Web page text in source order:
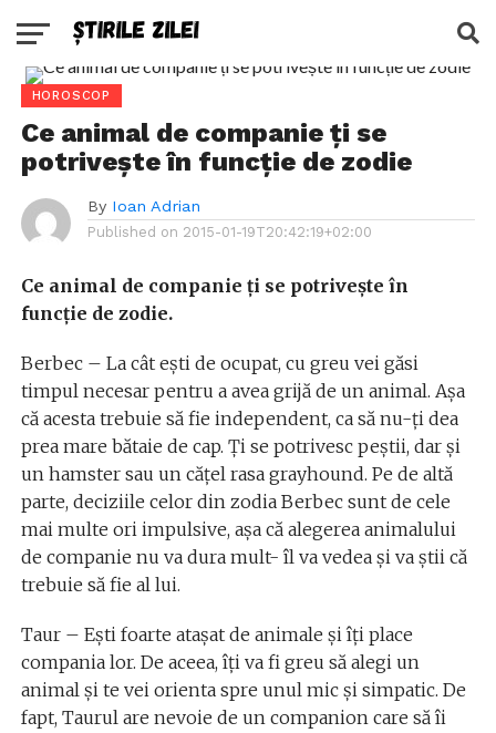
HOROSCOP
Ce animal de companie ți se
potrivește în funcție de zodie
By Ioan Adrian
Published on 2015-01-19T20:42:19+02:00
Ce animal de companie ți se potrivește în
funcție de zodie.
Berbec – La cât eşti de ocupat, cu greu vei găsi
timpul necesar pentru a avea grijă de un animal. Aşa
că acesta trebuie să fie independent, ca să nu-ţi dea
prea mare bătaie de cap. Ţi se potrivesc peştii, dar şi
un hamster sau un căţel rasa grayhound. Pe de altă
parte, deciziile celor din zodia Berbec sunt de cele
mai multe ori impulsive, aşa că alegerea animalului
de companie nu va dura mult- îl va vedea și va ştii că
trebuie să fie al lui.
Taur – Eşti foarte ataşat de animale şi îţi place
compania lor. De aceea, îţi va fi greu să alegi un
animal şi te vei orienta spre unul mic şi simpatic. De
fapt, Taurul are nevoie de un companion care să îi